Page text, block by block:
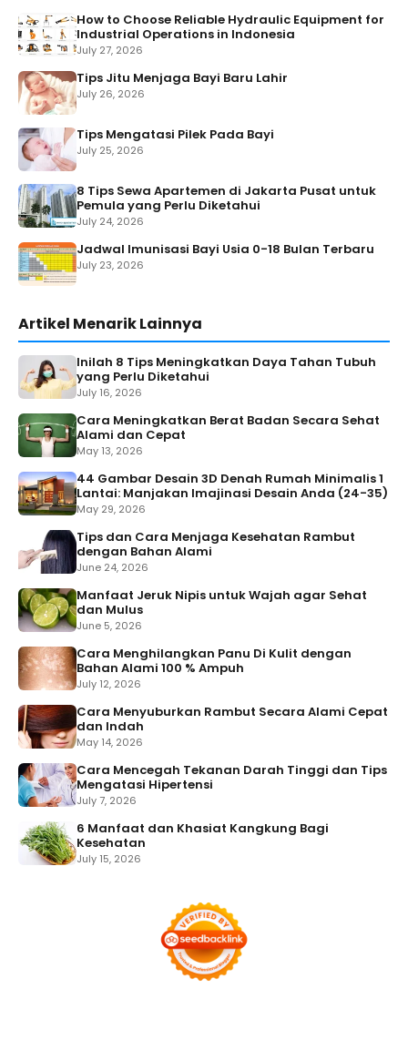
How to Choose Reliable Hydraulic Equipment for
Industrial Operations in Indonesia
July 27, 2026
Tips Jitu Menjaga Bayi Baru Lahir
July 26, 2026
Tips Mengatasi Pilek Pada Bayi
July 25, 2026
8 Tips Sewa Apartemen di Jakarta Pusat untuk
Pemula yang Perlu Diketahui
July 24, 2026
Jadwal Imunisasi Bayi Usia 0-18 Bulan Terbaru
July 23, 2026
Artikel Menarik Lainnya
Inilah 8 Tips Meningkatkan Daya Tahan Tubuh
yang Perlu Diketahui
July 16, 2026
Cara Meningkatkan Berat Badan Secara Sehat
Alami dan Cepat
May 13, 2026
44 Gambar Desain 3D Denah Rumah Minimalis 1
Lantai: Manjakan Imajinasi Desain Anda (24-35)
May 29, 2026
Tips dan Cara Menjaga Kesehatan Rambut
dengan Bahan Alami
June 24, 2026
Manfaat Jeruk Nipis untuk Wajah agar Sehat
dan Mulus
June 5, 2026
Cara Menghilangkan Panu Di Kulit dengan
Bahan Alami 100 % Ampuh
July 12, 2026
Cara Menyuburkan Rambut Secara Alami Cepat
dan Indah
May 14, 2026
Cara Mencegah Tekanan Darah Tinggi dan Tips
Mengatasi Hipertensi
July 7, 2026
6 Manfaat dan Khasiat Kangkung Bagi
Kesehatan
July 15, 2026